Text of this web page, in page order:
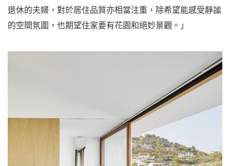
退休的夫婦，對於居住品質亦相當注重，除希望能感受靜謐
的空間氛圍，也期望住家要有花園和絕妙景觀。」